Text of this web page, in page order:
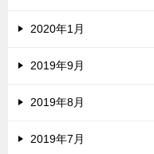
2020年1月
2019年9月
2019年8月
2019年7月